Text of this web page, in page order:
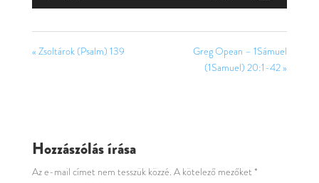
« Zsoltárok (Psalm) 139
Greg Opean – 1Sámuel
(1Samuel) 20:1-42 »
Hozzászólás írása
Az e-mail címet nem tesszük közzé. A kötelező mezőket *